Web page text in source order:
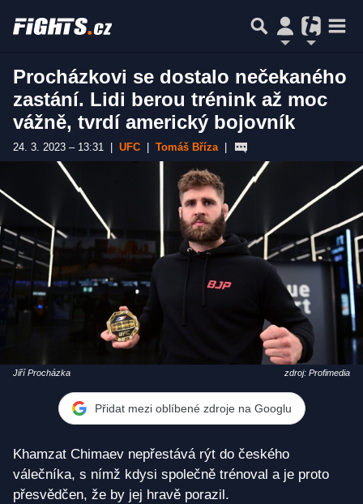
Procházkovi se dostalo nečekaného
zastání. Lidi berou trénink až moc
vážně, tvrdí americký bojovník
24. 3. 2023 – 13:31 UFC Tomáš Bříza
Jiří Procházka zdroj: Profimedia
Přidat mezi oblíbené zdroje na Googlu
Khamzat Chimaev nepřestává rýt do českého
válečníka, s nímž kdysi společně trénoval a je proto
přesvědčen, že by jej hravě porazil.